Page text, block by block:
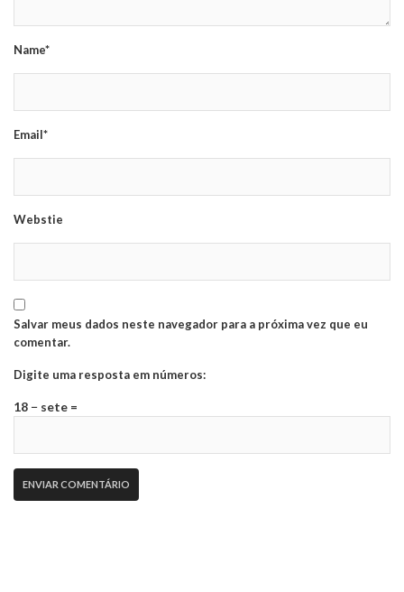
Name*
Email*
Webstie
Salvar meus dados neste navegador para a próxima vez que eu
comentar.
Digite uma resposta em números:
18 − sete =